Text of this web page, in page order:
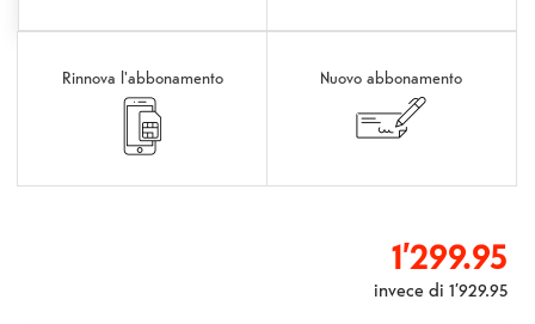
Rinnova l'abbonamento Nuovo abbonamento
1’299.95
invece di 1’929.95